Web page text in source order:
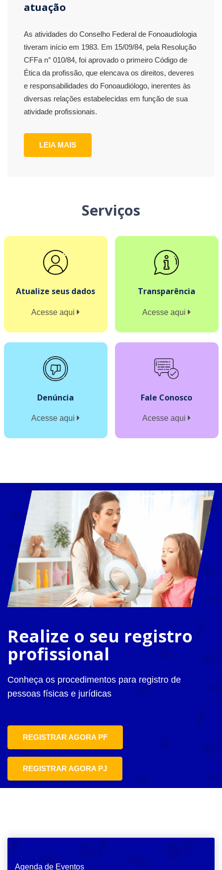
atuação
As atividades do Conselho Federal de Fonoaudiologia
tiveram início em 1983. Em 15/09/84, pela Resolução
CFFa n° 010/84, foi aprovado o primeiro Código de
Ética da profissão, que elencava os direitos, deveres
e responsabilidades do Fonoaudiólogo, inerentes às
diversas relações estabelecidas em função de sua
atividade profissionais.
LEIA MAIS
Serviços
Atualize seus dados
Acesse aqui
Transparência
Acesse aqui
Denúncia
Acesse aqui
Fale Conosco
Acesse aqui
Realize o seu registro
profissional
Conheça os procedimentos para registro de
pessoas físicas e jurídicas
REGISTRAR AGORA PF
REGISTRAR AGORA PJ
Agenda de Eventos